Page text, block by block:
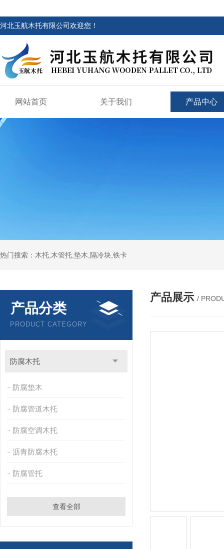
河北玉航木托有限公司欢迎您！
网站首页 关于我们 产品中心
热门搜索：木托,木管托,垫木,隔冷块,铁卡
产品分类
PRODUCT CATEGORY
防腐木托
防腐垫木
防腐管道木托
防腐空调木托
沥青防腐木托
防腐管托
查看全部
产品展示 /